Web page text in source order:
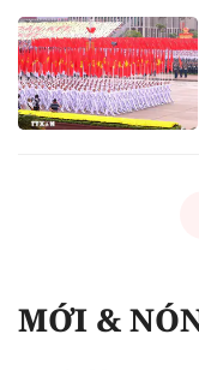
MỚI &